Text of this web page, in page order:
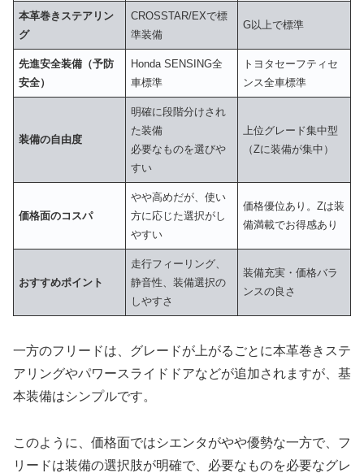
本革巻きステアリン
グ
CROSSTAR/EXで標
準装備
G以上で標準
先進安全装備（予防
安全）
Honda SENSING全
車標準
トヨタセーフティセ
ンス全車標準
装備の自由度
明確に段階分けされ
た装備
必要なものを選びや
すい
上位グレード集中型
（Zに装備が集中）
価格面のコスパ
やや高めだが、使い
方に応じた選択がし
やすい
価格優位あり。Zは装
備満載でお得感あり
おすすめポイント
走行フィーリング、
静音性、装備選択の
しやすさ
装備充実・価格バラ
ンスの良さ
一方のフリードは、グレードが上がるごとに本革巻きステ
アリングやパワースライドドアなどが追加されますが、基
本装備はシンプルです。
このように、価格面ではシエンタがやや優勢な一方で、フ
リードは装備の選択肢が明確で、必要なものを必要なグレ